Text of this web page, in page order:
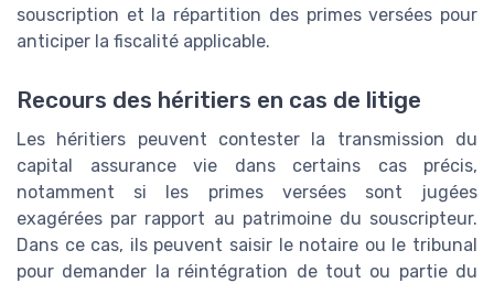
souscription et la répartition des primes versées pour
anticiper la fiscalité applicable.
Recours des héritiers en cas de litige
Les héritiers peuvent contester la transmission du
capital assurance vie dans certains cas précis,
notamment si les primes versées sont jugées
exagérées par rapport au patrimoine du souscripteur.
Dans ce cas, ils peuvent saisir le notaire ou le tribunal
pour demander la réintégration de tout ou partie du